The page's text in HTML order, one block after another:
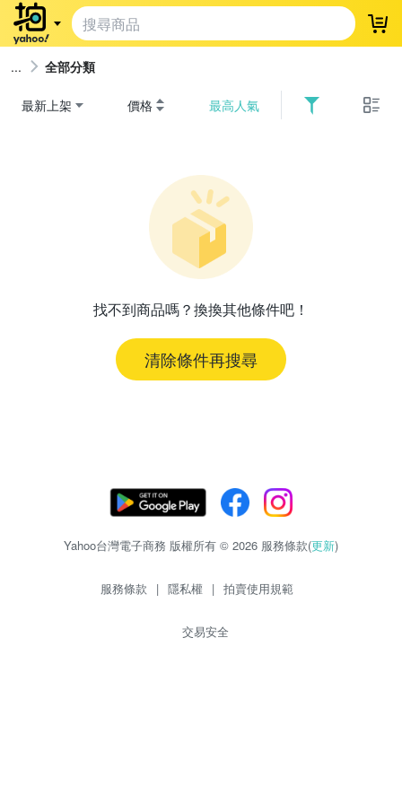
登
全部分類
最新上架 價格 最高人氣
找不到商品嗎？換換其他條件吧！
清除條件再搜尋
Yahoo台灣電子商務 版權所有 © 2026 服務條款(更新)
服務條款 | 隱私權 | 拍賣使用規範
交易安全